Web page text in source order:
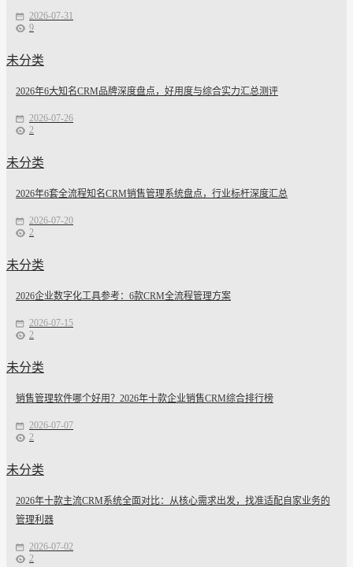
2026-07-31
9
未分类
2026年6大知名CRM品牌深度盘点，好用度与综合实力汇总测评
2026-07-26
2
未分类
2026年6套全流程知名CRM销售管理系统盘点，行业标杆深度汇总
2026-07-20
2
未分类
2026企业数字化工具参考：6款CRM全流程管理方案
2026-07-15
2
未分类
销售管理软件哪个好用？2026年十款企业销售CRM综合排行榜
2026-07-07
2
未分类
2026年十款主流CRM系统全面对比：从核心需求出发，找准适配自家业务的
管理利器
2026-07-02
2